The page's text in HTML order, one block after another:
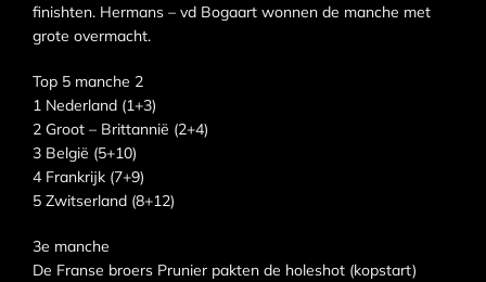
finishten. Hermans – vd Bogaart wonnen de manche met
grote overmacht.
Top 5 manche 2
1 Nederland (1+3)
2 Groot – Brittannië (2+4)
3 België (5+10)
4 Frankrijk (7+9)
5 Zwitserland (8+12)
3e manche
De Franse broers Prunier pakten de holeshot (kopstart)